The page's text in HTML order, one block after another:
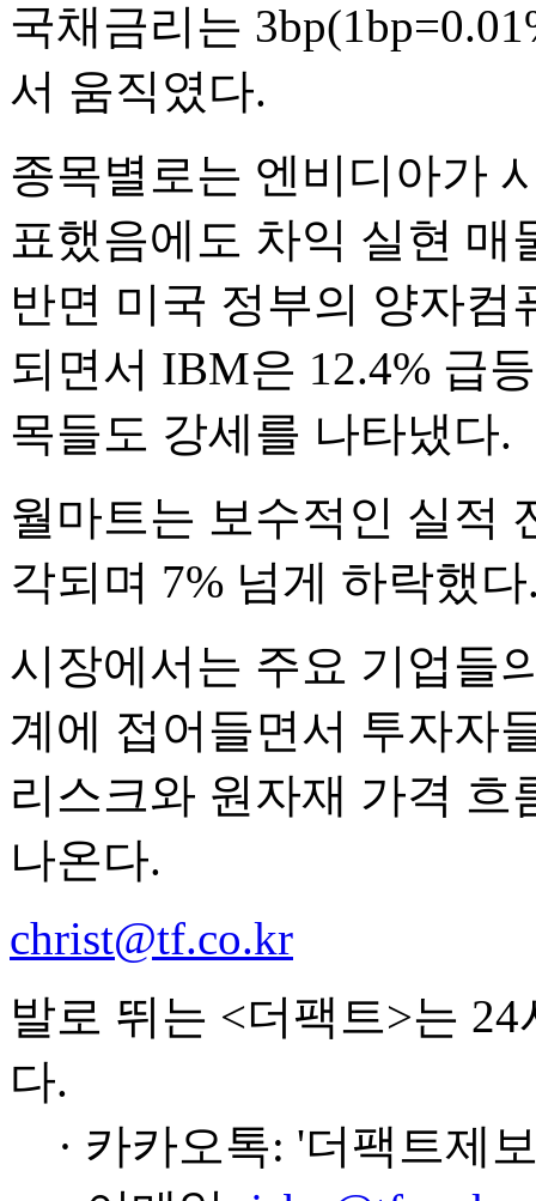
국채금리는
서 움직였다.
종목별로는 엔비디아가
표했음에도 차익 실현 매
반면 미국 정부의 양자
되면서 IBM은 12.4% 급
목들도 강세를 나타냈다.
월마트는 보수적인 실적
각되며 7% 넘게 하락했
시장에서는 주요 기업들
계에 접어들면서 투자자
리스크와 원자재 가격
나온다.
christ@tf.co.kr
발로 뛰는 <더팩트>는
다.
· 카카오톡: '더팩트제